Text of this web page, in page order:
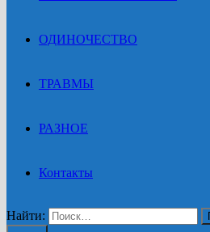
ОДИНОЧЕСТВО
ТРАВМЫ
РАЗНОЕ
Контакты
Найти: